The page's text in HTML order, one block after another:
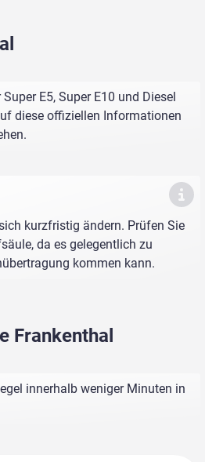
E5, Super E10 und Diesel
diese offiziellen Informationen
kurzfristig ändern. Prüfen Sie
da es gelegentlich zu
kommen kann.
Frankenthal
innerhalb weniger Minuten in